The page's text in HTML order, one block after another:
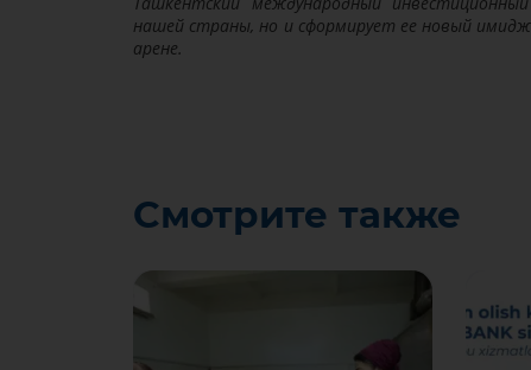
нашей страны, но и сформирует ее новый
арене.
Смотрите также